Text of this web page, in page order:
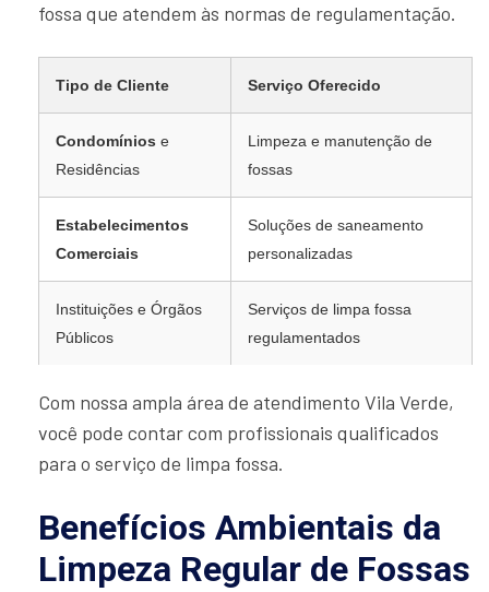
fossa que atendem às normas de regulamentação.
Tipo de Cliente Serviço Oferecido
Condomínios e
Residências
Limpeza e manutenção de
fossas
Estabelecimentos
Comerciais
Soluções de saneamento
personalizadas
Instituições e Órgãos
Públicos
Serviços de limpa fossa
regulamentados
Com nossa ampla área de atendimento Vila Verde,
você pode contar com profissionais qualificados
para o serviço de limpa fossa.
Benefícios Ambientais da
Limpeza Regular de Fossas